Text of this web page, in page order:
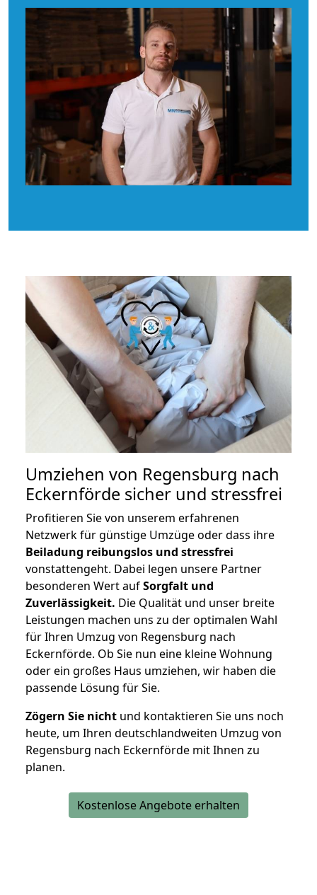
Umziehen von Regensburg nach
Eckernförde sicher und stressfrei
Profitieren Sie von unserem erfahrenen
Netzwerk für günstige Umzüge oder dass ihre
Beiladung reibungslos und stressfrei
vonstattengeht. Dabei legen unsere Partner
besonderen Wert aufSorgfalt und
Zuverlässigkeit. Die Qualität und unser breite
Leistungen machen uns zu der optimalen Wahl
für Ihren Umzug von Regensburg nach
Eckernförde. Ob Sie nun eine kleine Wohnung
oder ein großes Haus umziehen, wir haben die
passende Lösung für Sie.
Zögern Sie nicht und kontaktieren Sie uns noch
heute, um Ihren deutschlandweiten Umzug von
Regensburg nach Eckernförde mit Ihnen zu
planen.
Kostenlose Angebote erhalten